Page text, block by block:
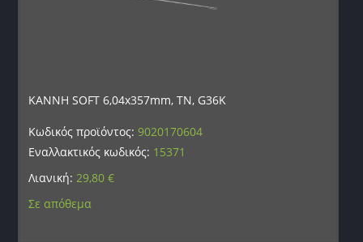
ΚΑΝΝΗ SOFT 6,04x357mm, TN, G36K
Κωδικός προϊόντος:9020170604
Εναλλακτικός κωδικός: 15371
Λιανική:29,80€
Σε απόθεμα